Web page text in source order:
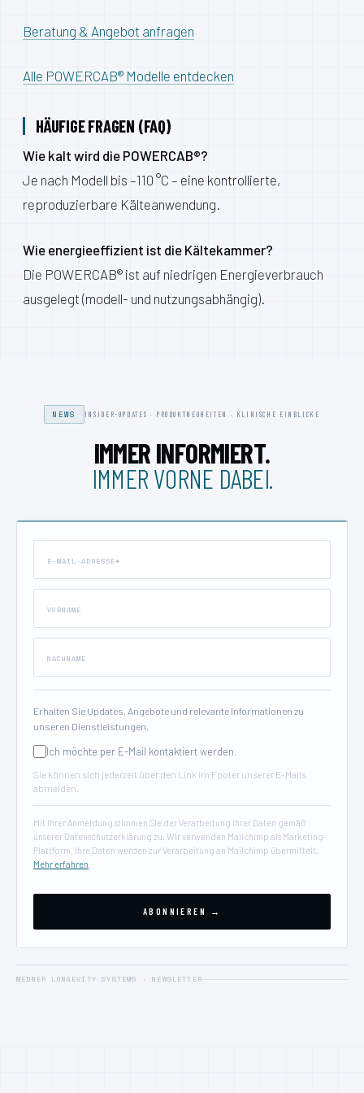
Beratung & Angebot anfragen
Alle POWERCAB® Modelle entdecken
HÄUFIGE FRAGEN (FAQ)
Wie kalt wird die POWERCAB®?
Je nach Modell bis –110 °C – eine kontrollierte,
reproduzierbare Kälteanwendung.
Wie energieeffizient ist die Kältekammer?
Die POWERCAB® ist auf niedrigen Energieverbrauch
ausgelegt (modell- und nutzungsabhängig).
NEWS INSIDER-UPDATES · PRODUKTNEUHEITEN · KLINISCHE EINBLICKE
IMMER INFORMIERT.
IMMER VORNE DABEI.
Erhalten Sie Updates, Angebote und relevante Informationen zu
unseren Dienstleistungen.
Ich möchte per E-Mail kontaktiert werden.
Sie können sich jederzeit über den Link im Footer unserer E-Mails
abmelden.
Mit Ihrer Anmeldung stimmen Sie der Verarbeitung Ihrer Daten gemäß
unserer Datenschutzerklärung zu. Wir verwenden Mailchimp als Marketing-
Plattform. Ihre Daten werden zur Verarbeitung an Mailchimp übermittelt.
Mehr erfahren
MEDNER LONGEVITY SYSTEMS · NEWSLETTER